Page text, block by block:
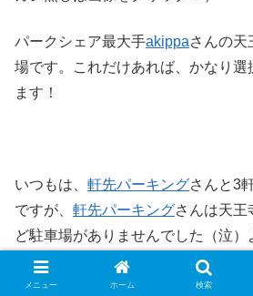
パークシェア最大手akippaさんの天
場です。これだけあれば、かなり選
ます！
いつもは、 軒先パーキングさんと3
ですが、 軒先パーキングさんは天王
ど駐車場がありませんでした（泣）
Times
akippa さんの二軒のご
メニュー ホーム 検索